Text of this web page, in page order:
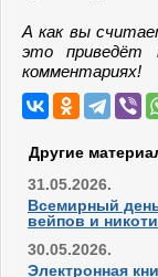
А как вы
это приведёт
комментариях!
Другие
31.05.2026.
Всемирный
вейпов и
30.05.2026.
Электронная